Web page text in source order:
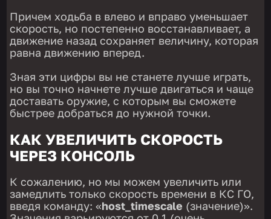
Причем ходьба в влево и вправо уменьшает
скорость, но постепенно восстанавливает, а
движение назад сохраняет величину, которая
равна движению вперед.
Зная эти цифры вы не станете лучше играть,
но вы точно начнете лучше двигаться и чаще
доставать оружие, с которым вы сможете
быстрее добраться до нужной точки.
КАК УВЕЛИЧИТЬ СКОРОСТЬ
ЧЕРЕЗ КОНСОЛЬ
К сожалению, но мы можем увеличить или
замедлить только скорость времени в КС ГО,
введя команду: «host_timescale (значение)».